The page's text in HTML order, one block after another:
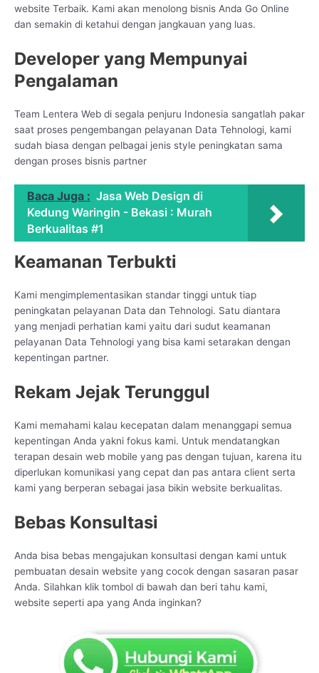
website Terbaik. Kami akan menolong bisnis Anda Go Online
dan semakin di ketahui dengan jangkauan yang luas.
Developer yang Mempunyai
Pengalaman
Team Lentera Web di segala penjuru Indonesia sangatlah pakar
saat proses pengembangan pelayanan Data Tehnologi, kami
sudah biasa dengan pelbagai jenis style peningkatan sama
dengan proses bisnis partner
Baca Juga : Jasa Web Design di
Kedung Waringin - Bekasi : Murah
Berkualitas #1
Keamanan Terbukti
Kami mengimplementasikan standar tinggi untuk tiap
peningkatan pelayanan Data dan Tehnologi. Satu diantara
yang menjadi perhatian kami yaitu dari sudut keamanan
pelayanan Data Tehnologi yang bisa kami setarakan dengan
kepentingan partner.
Rekam Jejak Terunggul
Kami memahami kalau kecepatan dalam menanggapi semua
kepentingan Anda yakni fokus kami. Untuk mendatangkan
terapan desain web mobile yang pas dengan tujuan, karena itu
diperlukan komunikasi yang cepat dan pas antara client serta
kami yang berperan sebagai jasa bikin website berkualitas.
Bebas Konsultasi
Anda bisa bebas mengajukan konsultasi dengan kami untuk
pembuatan desain website yang cocok dengan sasaran pasar
Anda. Silahkan klik tombol di bawah dan beri tahu kami,
website seperti apa yang Anda inginkan?